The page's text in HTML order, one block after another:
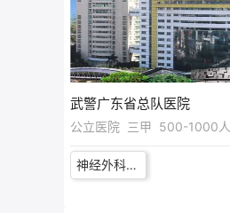
武警广东省总队医院
公立医院 三甲 500-1000人
神经外科医师